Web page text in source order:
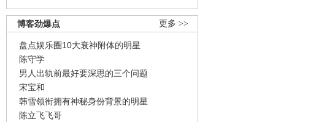
更多 >>
博客劲爆点
盘点娱乐圈10大衰神附体的明星
陈守学
男人出轨前最好要深思的三个问题
宋宝和
韩雪领衔拥有神秘身份背景的明星
陈立飞飞哥